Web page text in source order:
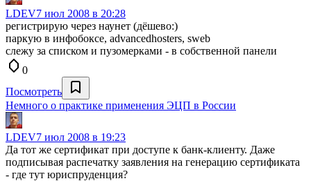
LDEV7 июл 2008 в 20:28
регистрирую через наунет (дёшево:)
паркую в инфобоксе, advancedhosters, sweb
слежу за списком и пузомерками - в собственной панели
0
Посмотреть
Немного о практике применения ЭЦП в России
LDEV7 июл 2008 в 19:23
Да тот же сертификат при доступе к банк-клиенту. Даже
подписывая распечатку заявления на генерацию сертификата
- где тут юриспруденция?